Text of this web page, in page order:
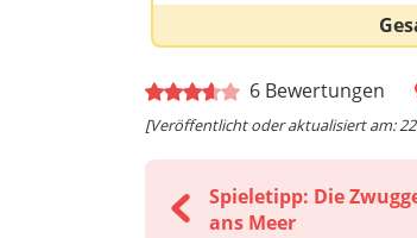
6 Bewertungen
[Veröffentlicht oder aktualisiert am:
Spieletipp: Die
ans Meer